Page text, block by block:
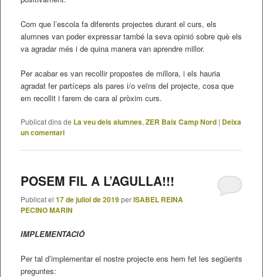
Com que l’escola fa diferents projectes durant el curs, els
alumnes van poder expressar també la seva opinió sobre què els
va agradar més i de quina manera van aprendre millor.
Per acabar es van recollir propostes de millora, i els hauria
agradat fer partíceps als pares i/o veïns del projecte, cosa que
em recollit i farem de cara al pròxim curs.
Publicat dins de La veu dels alumnes, ZER Baix Camp Nord | Deixa
un comentari
POSEM FIL A L’AGULLA!!!
Publicat el 17 de juliol de 2019perISABEL REINA
PECINO MARIN
IMPLEMENTACIÓ
Per tal d’implementar el nostre projecte ens hem fet les següents
preguntes: